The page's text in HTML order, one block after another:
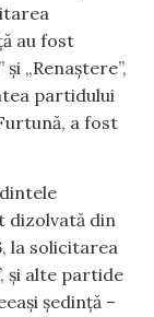
au fost
„Renaștere”,
partidului
a fost
dizolvată din
la solicitarea
și alte partide
ședință –